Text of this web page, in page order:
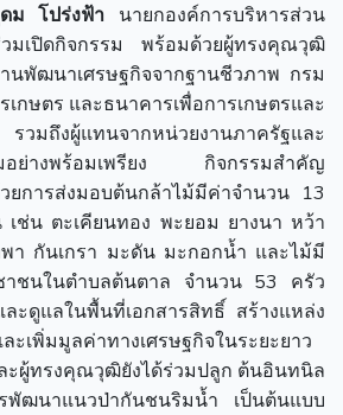
ม โปร่งฟ้า นายกองค์การบริหารส่วน
มเปิดกิจกรรม พร้อมด้วยผู้ทรงคุณวุฒิ
นพัฒนาเศรษฐกิจจากฐานชีวภาพ กรม
เกษตร และธนาคารเพื่อการเกษตรและ
มถึงผู้แทนจากหน่วยงานภาครัฐและ
มอย่างพร้อมเพรียง กิจกรรมสำคัญ
ยการส่งมอบต้นกล้าไม้มีค่าจำนวน 13
ช่น ตะเคียนทอง พะยอม ยางนา หว้า
า กันเกรา มะดัน มะกอกน้ำ และไม้มี
ชนในตำบลต้นตาล จำนวน 53 ครัว
ะดูแลในพื้นที่เอกสารสิทธิ์ สร้างแหล่ง
เพิ่มมูลค่าทางเศรษฐกิจในระยะยาว
ะผู้ทรงคุณวุฒิยังได้ร่วมปลูก ต้นอินทนิล
ฒนาแนวป่ากันชนริมน้ำ เป็นต้นแบบ